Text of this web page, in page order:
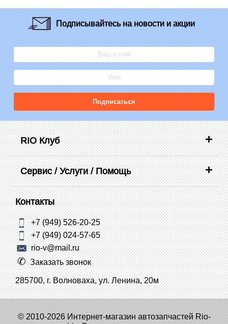
Подписывайтесьна новости и акции
Подписаться
RIO Клуб
Сервис / Услуги / Помощь
Контакты
+7 (949) 526-20-25
+7 (949) 024-57-65
rio-v@mail.ru
Заказать звонок
285700, г. Волноваха, ул. Ленина, 20м
© 2010-2026 Интернет-магазин автозапчастей Rio-